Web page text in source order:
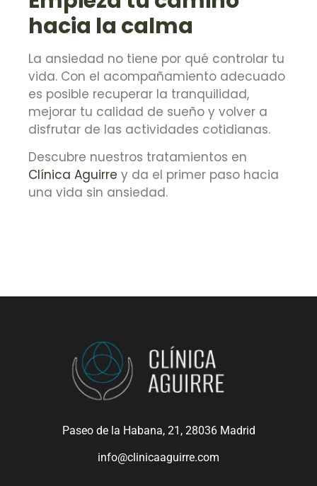
hacia la calma
La ansiedad no tiene por qué controlar tu
vida. Con el acompañamiento adecuado
es posible recuperar la tranquilidad,
mejorar tu calidad de sueño y volver a
disfrutar de las actividades cotidianas.
Descubre nuestros tratamientos en
Clínica Aguirre y da el primer paso hacia
una vida sin ansiedad.
Paseo de la Habana, 21, 28036 Madrid
info@clinicaaguirre.com